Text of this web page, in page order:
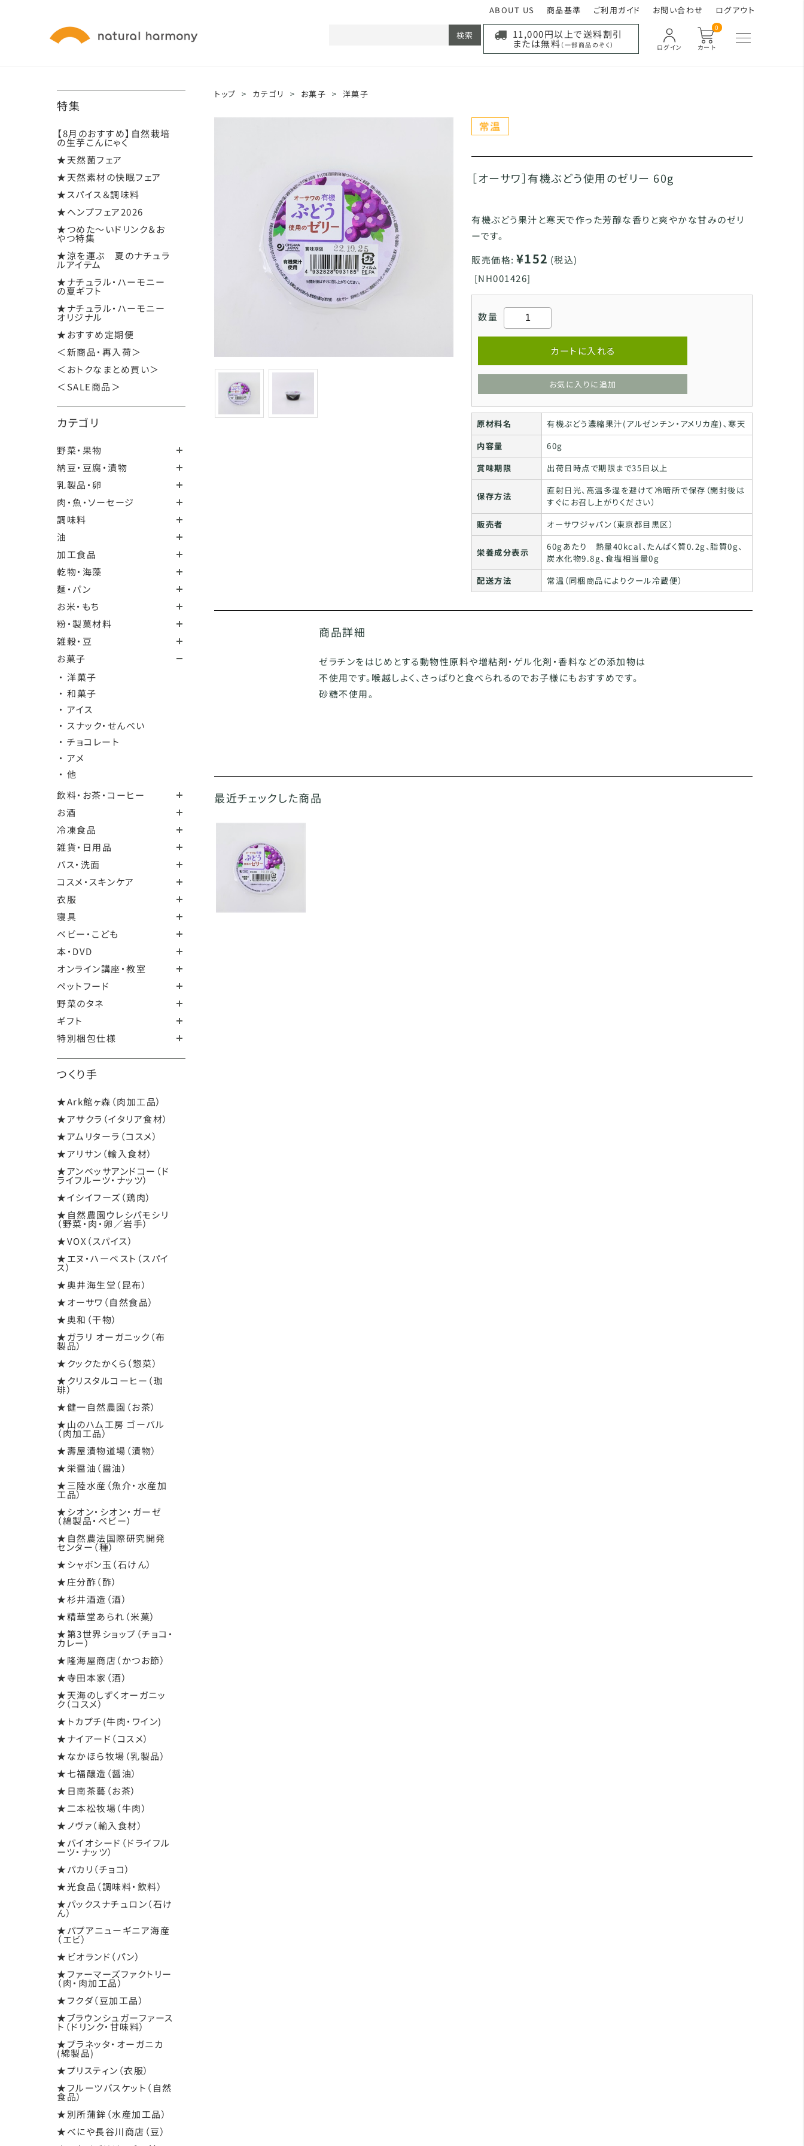
ABOUT US 商品基準 ご利用ガイド お問い合わせ ログアウト
カート
0
ログイン
11,000円以上で送料割引
または無料 （一部商品のぞく）
検索
特集
【8月のおすすめ】自然栽培
の生芋こんにゃく
★天然菌フェア
★天然素材の快眠フェア
★スパイス＆調味料
★ヘンプフェア2026
★つめた～いドリンク＆お
やつ特集
★涼を運ぶ 夏のナチュラ
ルアイテム
★ナチュラル・ハーモニー
の夏ギフト
★ナチュラル・ハーモニー
オリジナル
★おすすめ定期便
＜新商品・再入荷＞
＜おトクなまとめ買い＞
＜SALE商品＞
カテゴリ
野菜・果物
納豆・豆腐・漬物
乳製品・卵
肉・魚・ソーセージ
調味料
油
加工食品
乾物・海藻
麺・パン
お米・もち
粉・製菓材料
雑穀・豆
お菓子
・ 洋菓子
・ 和菓子
・ アイス
・ スナック・せんべい
・ チョコレート
・ アメ
・ 他
飲料・お茶・コーヒー
お酒
冷凍食品
雑貨・日用品
バス・洗面
コスメ・スキンケア
衣服
寝具
ベビー・こども
本・DVD
オンライン講座・教室
ペットフード
野菜のタネ
ギフト
特別梱包仕様
つくり手
★Ark館ヶ森（肉加工品）
★アサクラ（イタリア食材）
★アムリターラ（コスメ）
★アリサン（輸入食材）
★アンベッサアンドコー（ド
ライフルーツ・ナッツ）
★イシイフーズ（鶏肉）
★自然農園ウレシパモシリ
（野菜・肉・卵／岩手）
★VOX（スパイス）
★エヌ・ハーベスト（スパイ
ス）
★奥井海生堂（昆布）
★オーサワ（自然食品）
★奥和（干物）
★ガラリ オーガニック（布
製品）
★クックたかくら（惣菜）
★クリスタルコーヒー（珈
琲）
★健一自然農園（お茶）
★山のハム工房 ゴーバル
（肉加工品）
★壽屋漬物道場（漬物）
★栄醤油（醤油）
★三陸水産（魚介・水産加
工品）
★シオン・シオン・ガーゼ
（綿製品・ベビー）
★自然農法国際研究開発
センター（種）
★シャボン玉（石けん）
★庄分酢（酢）
★杉井酒造（酒）
★精華堂あられ（米菓）
★第3世界ショップ（チョコ・
カレー）
★隆海屋商店（かつお節）
★寺田本家（酒）
★天海のしずくオーガニッ
ク（コスメ）
★トカプチ(牛肉・ワイン)
★ナイアード（コスメ）
★なかほら牧場（乳製品）
★七福醸造（醤油）
★日南茶藝（お茶）
★二本松牧場（牛肉）
★ノヴァ（輸入食材）
★バイオシード（ドライフル
ーツ・ナッツ）
★パカリ（チョコ）
★光食品（調味料・飲料）
★パックスナチュロン（石け
ん）
★パプアニューギニア海産
（エビ）
★ビオランド（パン）
★ファーマーズファクトリー
（肉・肉加工品）
★フクダ（豆加工品）
★ブラウンシュガーファース
ト（ドリンク・甘味料）
★プラネッタ・オーガニカ
(綿製品)
★プリスティン（衣服）
★フルーツバスケット（自然
食品）
★別所蒲鉾（水産加工品）
★べにや長谷川商店（豆）
トップ > カテゴリ > お菓子 > 洋菓子
［オーサワ］有機ぶどう使用のゼリー 60g
有機ぶどう果汁と寒天で作った芳醇な香りと爽やかな甘みのゼリ
ーです。
販売価格: ¥152 (税込)
[NH001426]
数量
カートに入れる
お気に入りに追加
原材料名
有機ぶどう濃縮果汁(アルゼンチン・アメリカ産)､寒天
内容量
60g
賞味期限
出荷日時点で期限まで35日以上
保存方法
直射日光、高温多湿を避けて冷暗所で保存（開封後は
すぐにお召し上がりください）
販売者
オーサワジャパン（東京都目黒区）
栄養成分表示
60gあたり 熱量40kcal、たんぱく質0.2g、脂質0g、
炭水化物9.8g、食塩相当量0g
配送方法
常温（同梱商品によりクール冷蔵便）
商品詳細
ゼラチンをはじめとする動物性原料や増粘剤・ゲル化剤・香料などの添加物は
不使用です。喉越しよく、さっぱりと食べられるのでお子様にもおすすめです。
砂糖不使用。
最近チェックした商品